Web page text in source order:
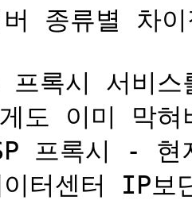
종류별 차
록시 서비
도 이미 막
프록시 - 현
터센터 IP보